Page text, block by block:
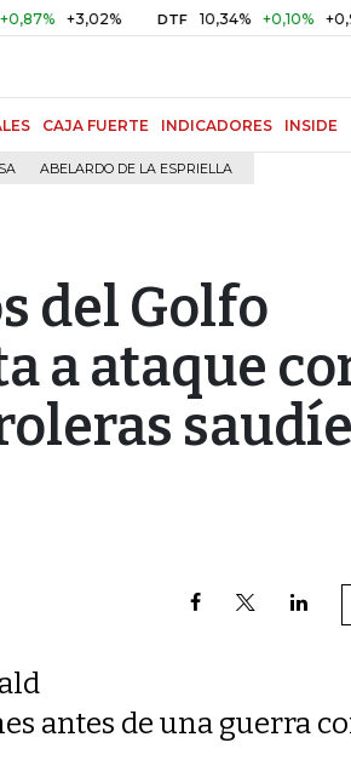
+3,02% DTF 10,34% +0,10% +0,98%
CAJA FUERTE INDICADORES INSIDE
ABELARDO DE LA ESPRIELLA
del Golfo
a ataque
antes de una guerra